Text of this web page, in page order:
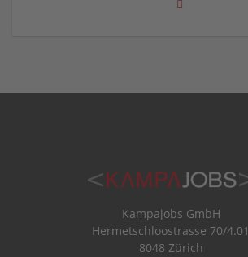
Kampajobs GmbH
Hermetschloostrasse 70/4.01
8048 Zürich